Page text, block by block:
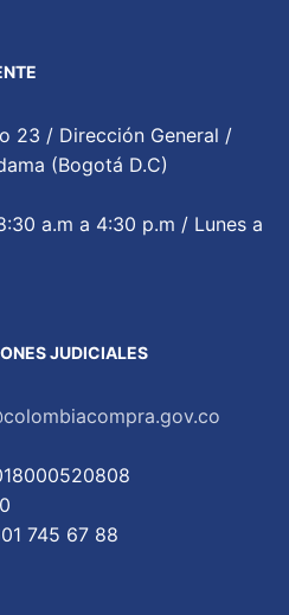
23 / Dirección General /
(Bogotá D.C)
a.m a 4:30 p.m / Lunes a
JUDICIALES
745 67 88